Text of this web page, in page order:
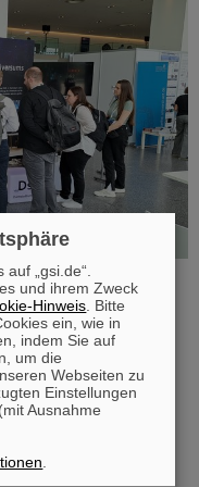
Landesvertretung
der offenen Tür ein.
in Hessens
Auch das GSI
und das künftige
interaktiven Stand
und Mitmachaktionen
Dabei können
„gsi.de“.
und ihrem Zweck
Hinweis . Bitte
ein, wie in
indem Sie auf
um die
Webseiten zu
Einstellungen
Ausnahme